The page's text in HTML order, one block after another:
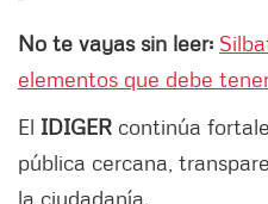
No te vayas sin leer:
elementos que debe
El IDIGER continúa
pública cercana,
la ciudadanía.